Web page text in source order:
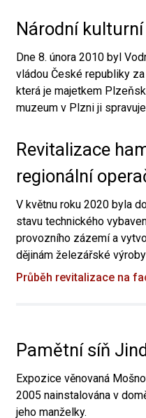
Národní
Dne 8. února 2010 byl
vládou České republiky
která je majetkem
muzeum v Plzni ji
Revitalizace
regionální
V květnu roku 2020 byla
stavu technického
provozního zázemí a
dějinám železářské
Průběh revitalizace na
Pamětní síň
Expozice věnovaná
2005 nainstalována v
jeho manželky.